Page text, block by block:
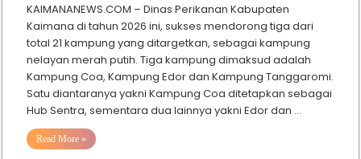
KAIMANANEWS.COM – Dinas Perikanan Kabupaten
Kaimana di tahun 2026 ini, sukses mendorong tiga dari
total 21 kampung yang ditargetkan, sebagai kampung
nelayan merah putih. Tiga kampung dimaksud adalah
Kampung Coa, Kampung Edor dan Kampung Tanggaromi.
Satu diantaranya yakni Kampung Coa ditetapkan sebagai
Hub Sentra, sementara dua lainnya yakni Edor dan …
Read More »